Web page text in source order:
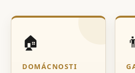
🏠
DOMÁCNOSTI